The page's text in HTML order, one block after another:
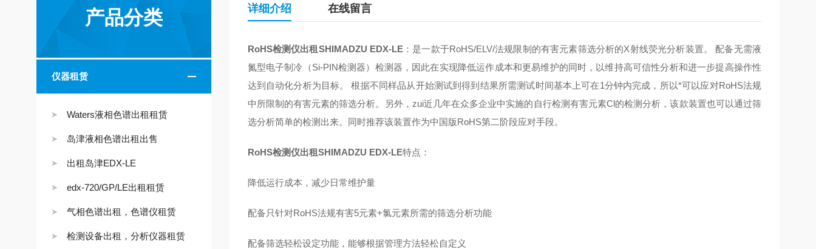
产品分类
仪器租赁
Waters液相色谱出租租赁
岛津液相色谱出租出售
出租岛津EDX-LE
edx-720/GP/LE出租租赁
气相色谱出租，色谱仪租赁
检测设备出租，分析仪器租赁
详细介绍 在线留言
RoHS检测仪出租SHIMADZU EDX-LE：是一款于RoHS/ELV/法规限制的有害元素筛选分析的X射线荧光分析装置。 配备无需液
氮型电子制冷（Si-PIN检测器）检测器，因此在实现降低运作成本和更易维护的同时，以维持高可信性分析和进一步提高操作性
达到自动化分析为目标。 根据不同样品从开始测试到得到结果所需测试时间基本上可在1分钟内完成，所以*可以应对RoHS法规
中所限制的有害元素的筛选分析。另外，zui近几年在众多企业中实施的自行检测有害元素Cl的检测分析，该款装置也可以通过筛
选分析简单的检测出来。同时推荐该装置作为中国版RoHS第二阶段应对手段。
RoHS检测仪出租SHIMADZU EDX-LE特点：
降低运行成本，减少日常维护量
配备只针对RoHS法规有害5元素+氯元素所需的筛选分析功能
配备筛选轻松设定功能，能够根据管理方法轻松自定义